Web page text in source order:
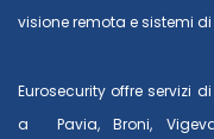
visione remota e sistemi
Eurosecurity offre servizi
a
Pavia,Broni,